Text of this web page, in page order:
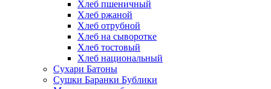
Хлеб пшеничный
Хлеб ржаной
Хлеб отрубной
Хлеб на сыворотке
Хлеб тостовый
Хлеб национальный
Сухари Батоны
Сушки Баранки Бублики